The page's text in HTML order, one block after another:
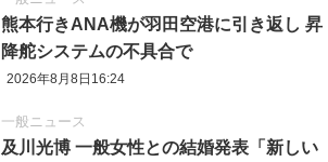
熊本行きANA機が羽田空港に引き返し 昇
降舵システムの不具合で
2026年8月8日16:24
一般ニュース
及川光博 一般女性との結婚発表「新しい